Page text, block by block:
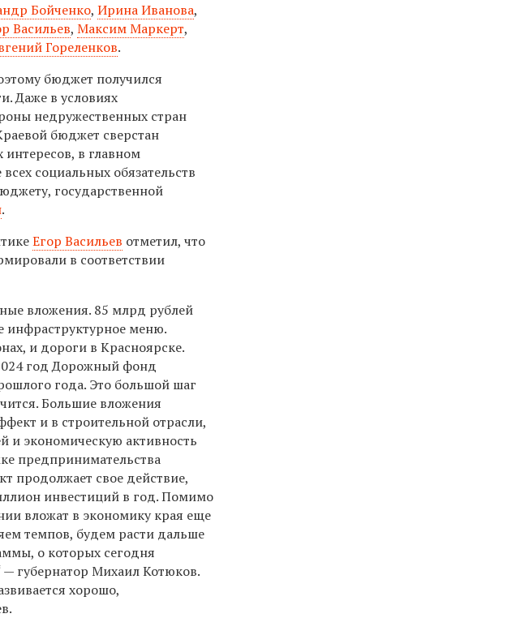
Бойченко,Ирина Иванова,
Васильев,Максим Маркерт,
Гореленков.
бюджет получился
Даже в условиях
недружественных стран
бюджет сверстан
в главном
социальных обязательств
государственной
.
Егор Васильев отметил, что
в соответствии
вложения. 85 млрд рублей
инфраструктурное меню.
и дороги в Красноярске.
год Дорожный фонд
года. Это большой шаг
Большие вложения
и в строительной отрасли,
и экономическую активность
предпринимательства
продолжает свое действие,
инвестиций в год. Помимо
вложат в экономику края еще
темпов, будем расти дальше
о которых сегодня
губернатор Михаил Котюков.
хорошо,